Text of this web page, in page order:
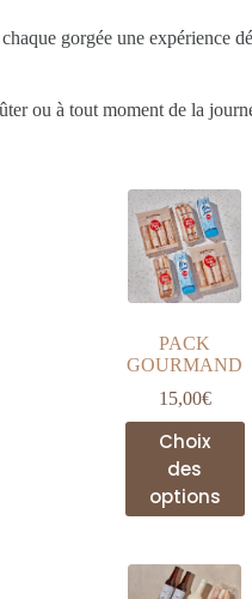
gorgée une expérience
ou à tout moment de la
PACK
GOURMAND
15,00€
Choix
des
options
Ce
produit
a
plusieurs
variations.
options
peuvent